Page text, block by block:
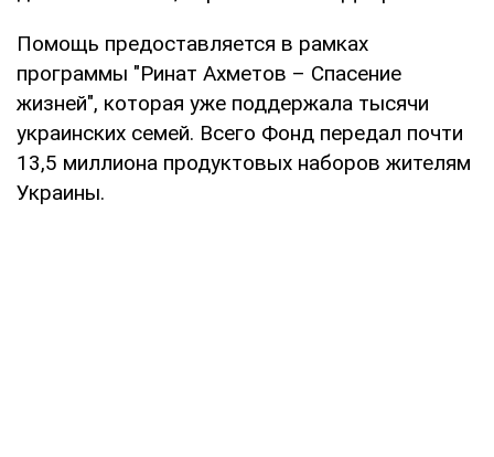
Помощь предоставляется в рамках
программы "Ринат Ахметов – Спасение
жизней", которая уже поддержала тысячи
украинских семей. Всего Фонд передал почти
13,5 миллиона продуктовых наборов жителям
Украины.